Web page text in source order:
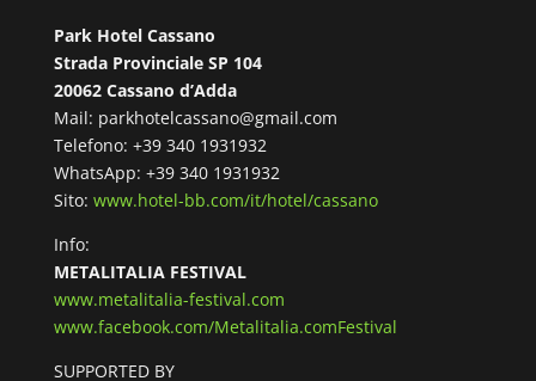
Park Hotel Cassano
Strada Provinciale SP 104
20062 Cassano d’Adda
Mail: parkhotelcassano@gmail.com
Telefono: +39 340 1931932
WhatsApp: +39 340 1931932
Sito: www.hotel-bb.com/it/hotel/cassano
Info:
METALITALIA FESTIVAL
www.metalitalia-festival.com
www.facebook.com/Metalitalia.comFestival
SUPPORTED BY